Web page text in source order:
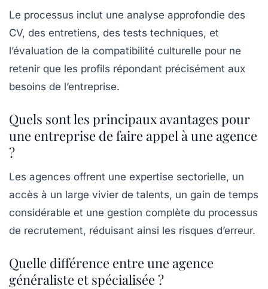
Le processus inclut une analyse approfondie des
CV, des entretiens, des tests techniques, et
l’évaluation de la compatibilité culturelle pour ne
retenir que les profils répondant précisément aux
besoins de l’entreprise.
Quels sont les principaux avantages pour
une entreprise de faire appel à une agence
?
Les agences offrent une expertise sectorielle, un
accès à un large vivier de talents, un gain de temps
considérable et une gestion complète du processus
de recrutement, réduisant ainsi les risques d’erreur.
Quelle différence entre une agence
généraliste et spécialisée ?